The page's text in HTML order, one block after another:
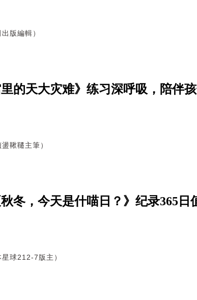
版編輯）
的天大灾难》练习深呼吸，陪伴
鞦韆主筆）
秋冬，今天是什喵日？》纪录365
球212-7版主）